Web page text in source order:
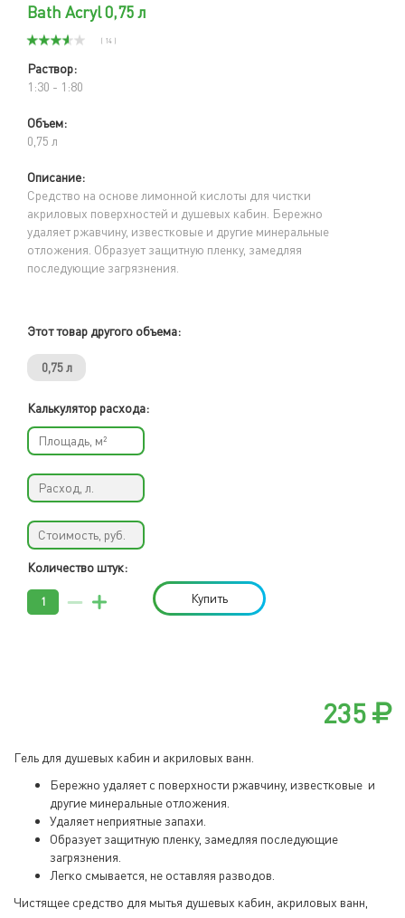
Bath Acryl 0,75 л
( 14 )
Раствор:
1:30 - 1:80
Объем:
0,75 л
Описание:
Средство на основе лимонной кислоты для чистки
акриловых поверхностей и душевых кабин. Бережно
удаляет ржавчину, известковые и другие минеральные
отложения. Образует защитную пленку, замедляя
последующие загрязнения.
Этот товар другого объема:
0,75 л
Калькулятор расхода:
Количество штук:
Купить
235
Гель для душевых кабин и акриловых ванн.
Бережно удаляет с поверхности ржавчину, известковые и
другие минеральные отложения.
Удаляет неприятные запахи.
Образует защитную пленку, замедляя последующие
загрязнения.
Легко смывается, не оставляя разводов.
Чистящее средство для мытья душевых кабин, акриловых ванн,